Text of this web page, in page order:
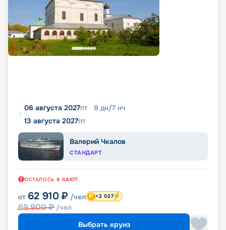
06 августа 2027пт 8 дн/7 нч
13 августа 2027пт
Валерий Чкалов
СТАНДАРТ
ОСТАЛОСЬ 8 КАЮТ
от 62 910 ₽ /чел
69 900₽ /чел
+2 027
Выбрать круиз